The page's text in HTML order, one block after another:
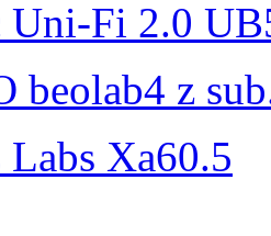
Uni-Fi 2.0
beolab4 z
Labs Xa60.5